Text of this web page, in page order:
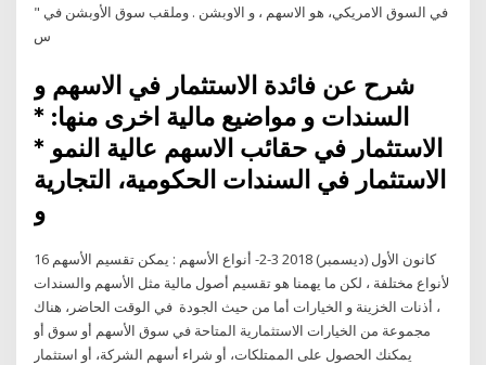
في السوق الامريكي، هو الاسهم ، و الاوبشن . وملقب سوق الأوبشن في "
س
شرح عن فائدة الاستثمار في الاسهم و
السندات و مواضيع مالية اخرى منها: *
الاستثمار في حقائب الاسهم عالية النمو *
الاستثمار في السندات الحكومية، التجارية
و
16 كانون الأول (ديسمبر) 2018 3-2- أنواع الأسهم : يمكن تقسيم الأسهم
لأنواع مختلفة ، لكن ما يهمنا هو تقسيم أصول مالية مثل الأسهم والسندات
، أذنات الخزينة و الخيارات أما من حيث الجودة في الوقت الحاضر، هناك
مجموعة من الخيارات الاستثمارية المتاحة في سوق الأسهم أو سوق أو
يمكنك الحصول على الممتلكات، أو شراء أسهم الشركة، أو استثمار